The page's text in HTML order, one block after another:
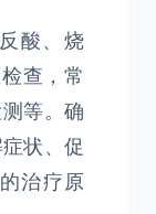
酸、烧
查，常
等。确
状、促
治疗原